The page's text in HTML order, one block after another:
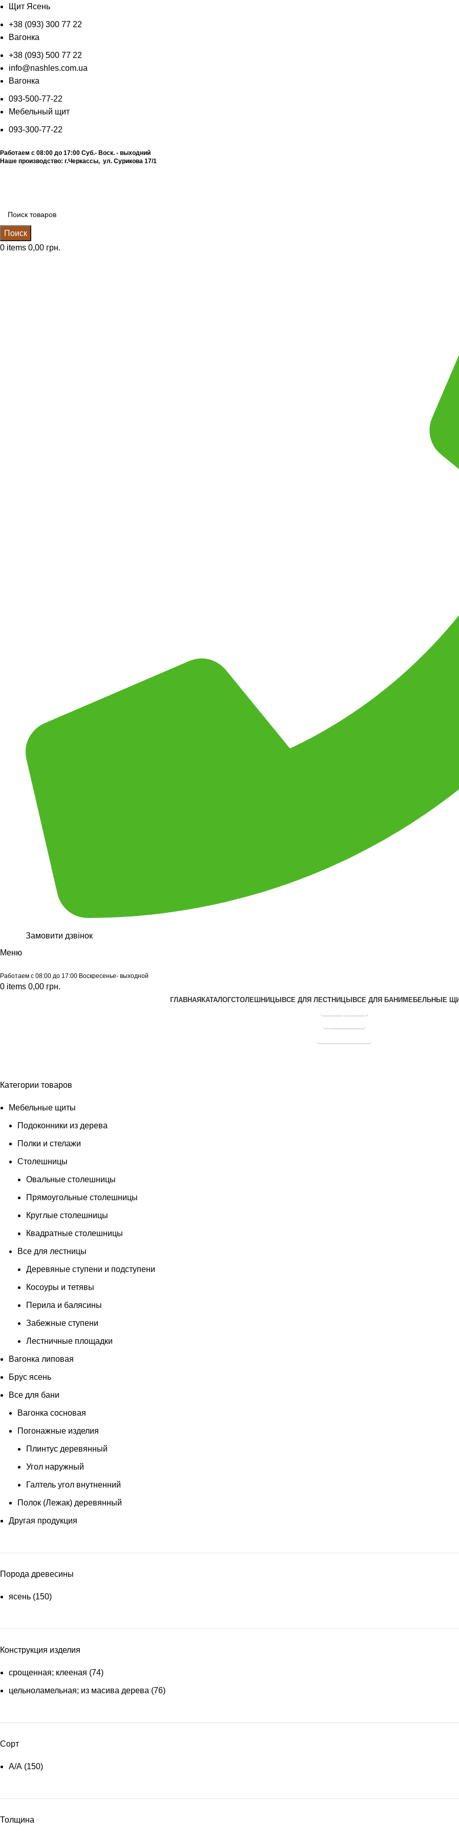
Щит Ясень
+38 (093) 300 77 22
Вагонка
+38 (093) 500 77 22
info@nashles.com.ua
Вагонка
093-500-77-22
Мебельный щит
093-300-77-22
Работаем с 08:00 до 17:00 Суб.- Воск. - выходний
Наше производство: г.Черкассы, ул. Сурикова 17/1
Поиск
0 items 0,00 грн.
Замовити дзвінок
Меню
Работаем с 08:00 до 17:00 Воскресенье- выходной
0 items 0,00 грн.
ГЛАВНАЯ КАТАЛОГСТОЛЕШНИЦЫ ВСЕ ДЛЯ ЛЕСТНИЦЫ ВСЕ ДЛЯ БАНИ МЕБЕЛЬНЫЕ
Калькулятор
Прайс лист
Категории товаров
Мебельные щиты
Подоконники из дерева
Полки и стелажи
Столешницы
Овальные столешницы
Прямоугольные столешницы
Круглые столешницы
Квадратные столешницы
Все для лестницы
Деревяные ступени и подступени
Косоуры и тетявы
Перила и балясины
Забежные ступени
Лестничные площадки
Вагонка липовая
Брус ясень
Все для бани
Вагонка сосновая
Погонажные изделия
Плинтус деревянный
Угол наружный
Галтель угол внутненний
Полок (Лежак) деревянный
Другая продукция
Порода древесины
ясень (150)
Конструкция изделия
срощенная; клееная (74)
цельноламельная; из масива дерева (76)
Сорт
А/А (150)
Толщина